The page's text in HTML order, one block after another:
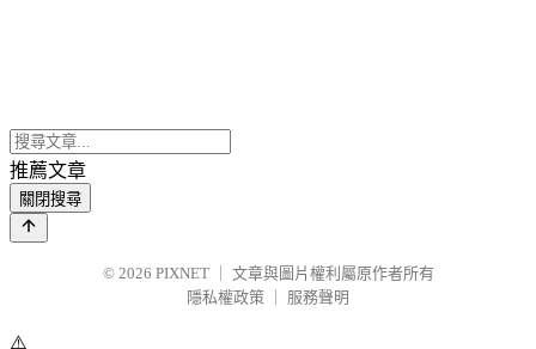
推薦文章
關閉搜尋
© 2026 PIXNET
文章與圖片權利屬原作者所有
隱私權政策
服務聲明
⚠️